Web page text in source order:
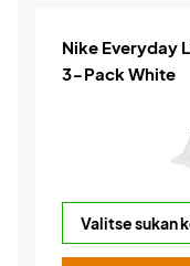
Nike Everyday
3-Pack White